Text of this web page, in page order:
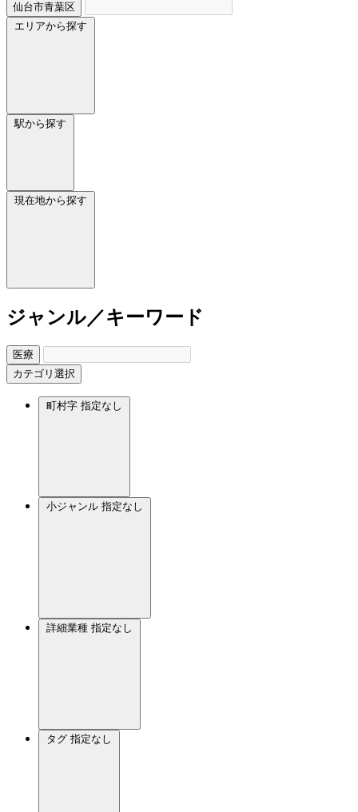
仙台市青葉区
エリアから探す
駅から探す
現在地から探す
ジャンル／キーワード
医療
カテゴリ選択
町村字 指定なし
小ジャンル 指定なし
詳細業種 指定なし
タグ 指定なし